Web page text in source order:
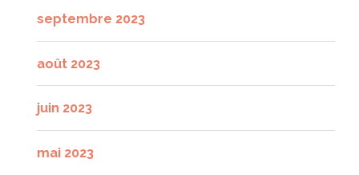
septembre 2023
août 2023
juin 2023
mai 2023